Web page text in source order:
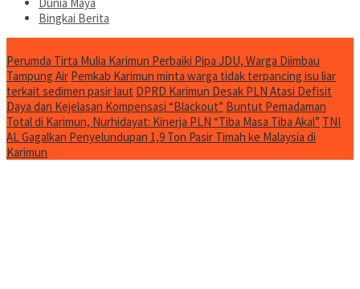
Bingkai Berita
Perumda Tirta Mulia Karimun Perbaiki Pipa JDU, Warga Diimbau
Tampung Air Pemkab Karimun minta warga tidak terpancing isu liar
terkait sedimen pasir laut DPRD Karimun Desak PLN Atasi Defisit
Daya dan Kejelasan Kompensasi “Blackout” Buntut Pemadaman
Total di Karimun, Nurhidayat: Kinerja PLN “Tiba Masa Tiba Akal” TNI
AL Gagalkan Penyelundupan 1,9 Ton Pasir Timah ke Malaysia di
Karimun